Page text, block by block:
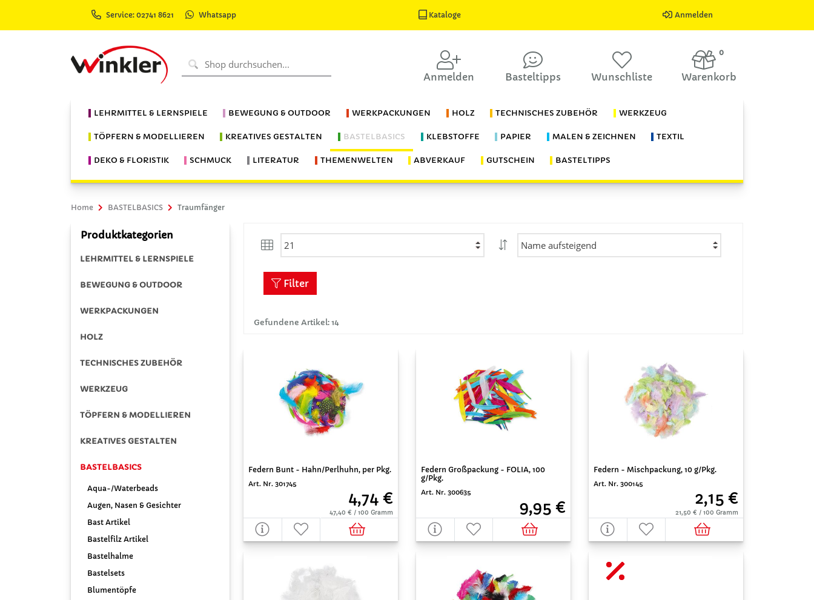
Service: 02741 8621 Whatsapp Kataloge Anmelden
Anmelden Basteltipps Wunschliste
0
Warenkorb
LEHRMITTEL & LERNSPIELE BEWEGUNG & OUTDOOR WERKPACKUNGEN HOLZ TECHNISCHES ZUBEHÖR WERKZEUG
TÖPFERN & MODELLIEREN KREATIVES GESTALTEN BASTELBASICS KLEBSTOFFE PAPIER MALEN & ZEICHNEN TEXTIL
DEKO & FLORISTIK SCHMUCK LITERATUR THEMENWELTEN ABVERKAUF GUTSCHEIN BASTELTIPPS
Home BASTELBASICS Traumfänger
Produktkategorien
LEHRMITTEL & LERNSPIELE
BEWEGUNG & OUTDOOR
WERKPACKUNGEN
HOLZ
TECHNISCHES ZUBEHÖR
WERKZEUG
TÖPFERN & MODELLIEREN
KREATIVES GESTALTEN
BASTELBASICS
Aqua-/Waterbeads
Augen, Nasen & Gesichter
Bast Artikel
Bastelfilz Artikel
Bastelhalme
Bastelsets
Blumentöpfe
Gefundene Artikel: 14
Filter
Federn Bunt - Hahn/Perlhuhn, per Pkg.
Art. Nr. 301745
4,74 €
47,40 € / 100 Gramm
Federn Großpackung - FOLIA, 100
g/Pkg.
Art. Nr. 300635
9,95 €
Federn - Mischpackung, 10 g/Pkg.
Art. Nr. 300145
2,15 €
21,50 € / 100 Gramm